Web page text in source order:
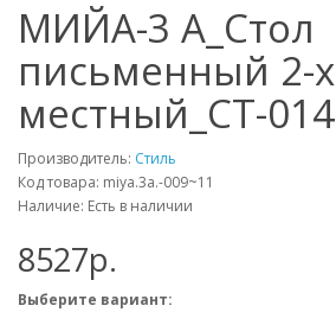
МИЙА-3 А_Стол
письменный 2-х
местный_СТ-014
Производитель: Стиль
Код товара: miya.3a.-009~11
Наличие: Есть в наличии
8527p.
Выберите вариант: